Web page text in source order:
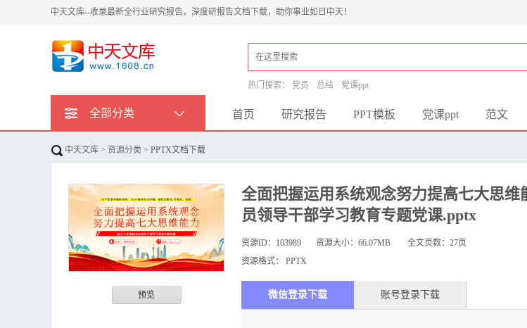
中天文库--收录最新全行业研究报告，深度研报告文档下载，助你事业如日中天！
热门搜索： 党员 总结 党课ppt
全部分类 首页 研究报告 PPT模板 党课ppt 范文
中天文库 > 资源分类 > PPTX文档下载
预览
全面把握运用系统观念努力提高七大思
员领导干部学习教育专题党课.pptx
资源ID： 103989 资源大小： 66.07MB 全文页数：27页
资源格式： PPTX
微信登录下载 账号登录下载